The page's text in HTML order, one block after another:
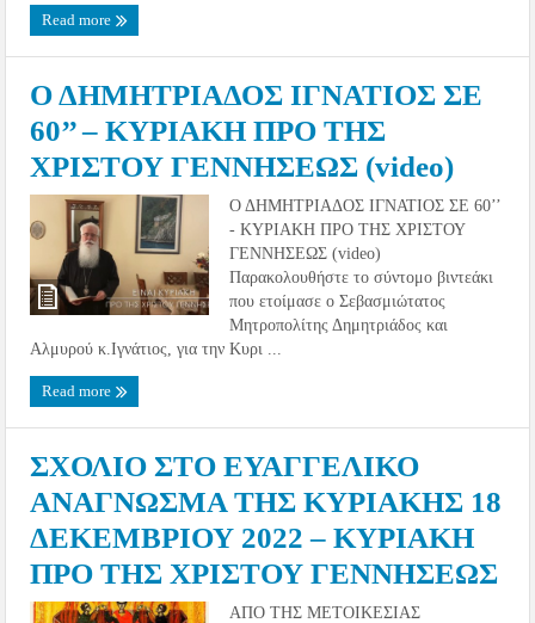
Read more
Ο ΔΗΜΗΤΡΙΑΔΟΣ ΙΓΝΑΤΙΟΣ ΣΕ
60’’ – ΚΥΡΙΑΚΗ ΠΡΟ ΤΗΣ
ΧΡΙΣΤΟΥ ΓΕΝΝΗΣΕΩΣ (video)
Ο ΔΗΜΗΤΡΙΑΔΟΣ ΙΓΝΑΤΙΟΣ ΣΕ 60’’
- ΚΥΡΙΑΚΗ ΠΡΟ ΤΗΣ ΧΡΙΣΤΟΥ
ΓΕΝΝΗΣΕΩΣ (video)
Παρακολουθήστε το σύντομο βιντεάκι
που ετοίμασε ο Σεβασμιώτατος
Μητροπολίτης Δημητριάδος και
Αλμυρού κ.Ιγνάτιος, για την Κυρι ...
Read more
ΣΧΟΛΙΟ ΣΤΟ ΕΥΑΓΓΕΛΙΚΟ
ΑΝΑΓΝΩΣΜΑ ΤΗΣ ΚΥΡΙΑΚΗΣ 18
ΔΕΚΕΜΒΡΙΟΥ 2022 – ΚΥΡΙΑΚΗ
ΠΡΟ ΤΗΣ ΧΡΙΣΤΟΥ ΓΕΝΝΗΣΕΩΣ
ΑΠΟ ΤΗΣ ΜΕΤΟΙΚΕΣΙΑΣ